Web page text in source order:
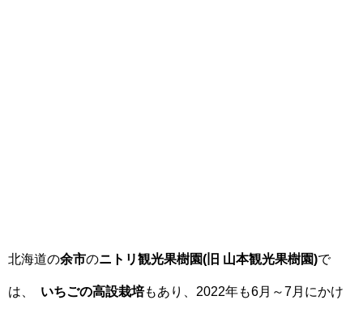
北海道の余市のニトリ観光果樹園(旧 山本観光果樹園)で
は、 いちごの高設栽培もあり、2022年も6月～7月にかけ